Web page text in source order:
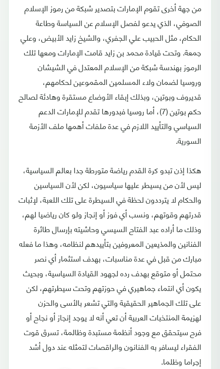
من جهة أخرى تقوم الإمارات بتصدير شبكة من رموز الإسلام
الصوفي، الذي يدعو لفصل الإسلام عن السياسة وطاعة
الحكام، مثل الحبيب علي الجفري، والشيخ زايد الأبيض، وعلي
جمعة. وتحت قيادة محمد بن زايد قامت الإمارات ومعها تلك
الرموز بهندسة شبكة من الإسلام المعتدل في الشيشان
وروسيا لضمان ولاء المسلمين المقموعين لحكامهم،
قديروف وبوتين، وبذلك إبقاء الأوضاع مستقرة وهادئة لصالح
حكم بوتين (7)، أما روسيا فبدورها تقدم للإمارات الدعم
السياسي والتأييد اللازم في عدة ملفات أهمها ملف الأزمة
السورية.
هكذا إذن تبدو كرة القدم رياضة متورطة جدا بعالم السياسية،
ليس لأن من يسيطر عليها سياسيون، لكن لأن السياسين
والحكام لا يترددون لحظة في السيطرة على تلك اللعبة، لإثبات
قدرتهم وقوتهم، ونسب أي فوز أو إنجاز ولو كان رياضيا لهم،
وذلك ما أراده عبد الفتاح السيسي وحاشيته بإرسال طائرة
الفنانين والمذيعين المعروفين بتأييدهم لنظامه، وهذا ما فعله
مبارك من قبل في عدة مناسبات، بهدف استثمار أي نصر
محتمل أو متوقع بهدف رده لجهود القيادة السياسية، وبحيث
يكون أي انتماء جماهيري في حوزتهم وتحت سيطرتهم، لكن
على تلك الجماهير الحقيقية والتي تشعر بالأسى والحزن
لهزيمة المنتخبات العربية أن تعي أنه لا يوجد إنجاز أو نجاح أو
فرح سيتحقق مع وجود أنظمة مستبدة وظالمة، تسرق قوت
الفقراء ليسافر به الفنانون والراقصات لتمثله عند دول أشد
إجراما وظلما.